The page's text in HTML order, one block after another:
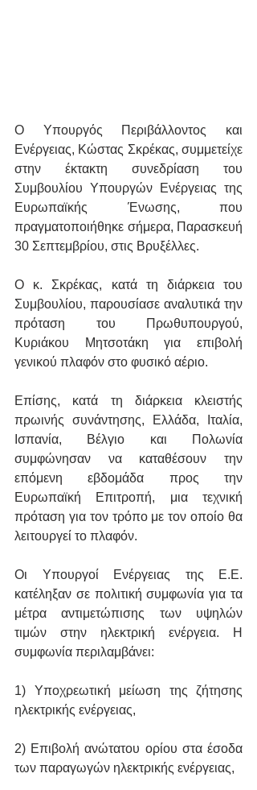
Ο Υπουργός Περιβάλλοντος και
Ενέργειας, Κώστας Σκρέκας, συμμετείχε
στην έκτακτη συνεδρίαση του
Συμβουλίου Υπουργών Ενέργειας της
Ευρωπαϊκής Ένωσης, που
πραγματοποιήθηκε σήμερα, Παρασκευή
30 Σεπτεμβρίου, στις Βρυξέλλες.
Ο κ. Σκρέκας, κατά τη διάρκεια του
Συμβουλίου, παρουσίασε αναλυτικά την
πρόταση του Πρωθυπουργού,
Κυριάκου Μητσοτάκη για επιβολή
γενικού πλαφόν στο φυσικό αέριο.
Επίσης, κατά τη διάρκεια κλειστής
πρωινής συνάντησης, Ελλάδα, Ιταλία,
Ισπανία, Βέλγιο και Πολωνία
συμφώνησαν να καταθέσουν την
επόμενη εβδομάδα προς την
Ευρωπαϊκή Επιτροπή, μια τεχνική
πρόταση για τον τρόπο με τον οποίο θα
λειτουργεί το πλαφόν.
Οι Υπουργοί Ενέργειας της Ε.Ε.
κατέληξαν σε πολιτική συμφωνία για τα
μέτρα αντιμετώπισης των υψηλών
τιμών στην ηλεκτρική ενέργεια. Η
συμφωνία περιλαμβάνει:
1) Υποχρεωτική μείωση της ζήτησης
ηλεκτρικής ενέργειας,
2) Επιβολή ανώτατου ορίου στα έσοδα
των παραγωγών ηλεκτρικής ενέργειας,